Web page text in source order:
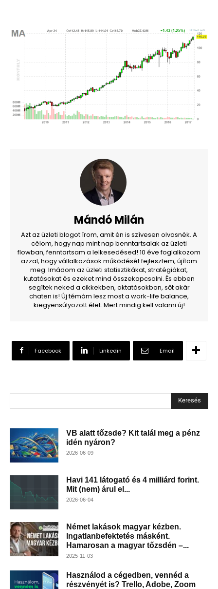
Mándó Milán
Azt az üzleti blogot írom, amit én is szívesen olvasnék. A
célom, hogy nap mint nap benntartsalak az üzleti
flowban, fenntartsam a lelkesedésed! 10 éve foglalkozom
azzal, hogy vállalkozások működését fejlesztem, újítom
meg. Imádom az üzleti statisztikákat, stratégiákat,
kutatásokat és ezeket mind összekapcsolni. És ebben
segítek neked a cikkekben, oktatásokban, sőt akár
chaten is! Új témám lesz most a work-life balance,
kiegyensúlyozott élet. Mert mindig kell valami új!
Facebook Linkedin Email
Keresés
VB alatt tőzsde? Kit talál meg a pénz
idén nyáron?
2026-06-09
Havi 141 látogató és 4 milliárd forint.
Mit (nem) árul el...
2026-06-04
Német lakások magyar kézben.
Ingatlanbefektetés másként.
Hamarosan a magyar tőzsdén –...
2025-11-03
Használod a cégedben, vennéd a
részvényét is? Trello, Adobe, Zoom